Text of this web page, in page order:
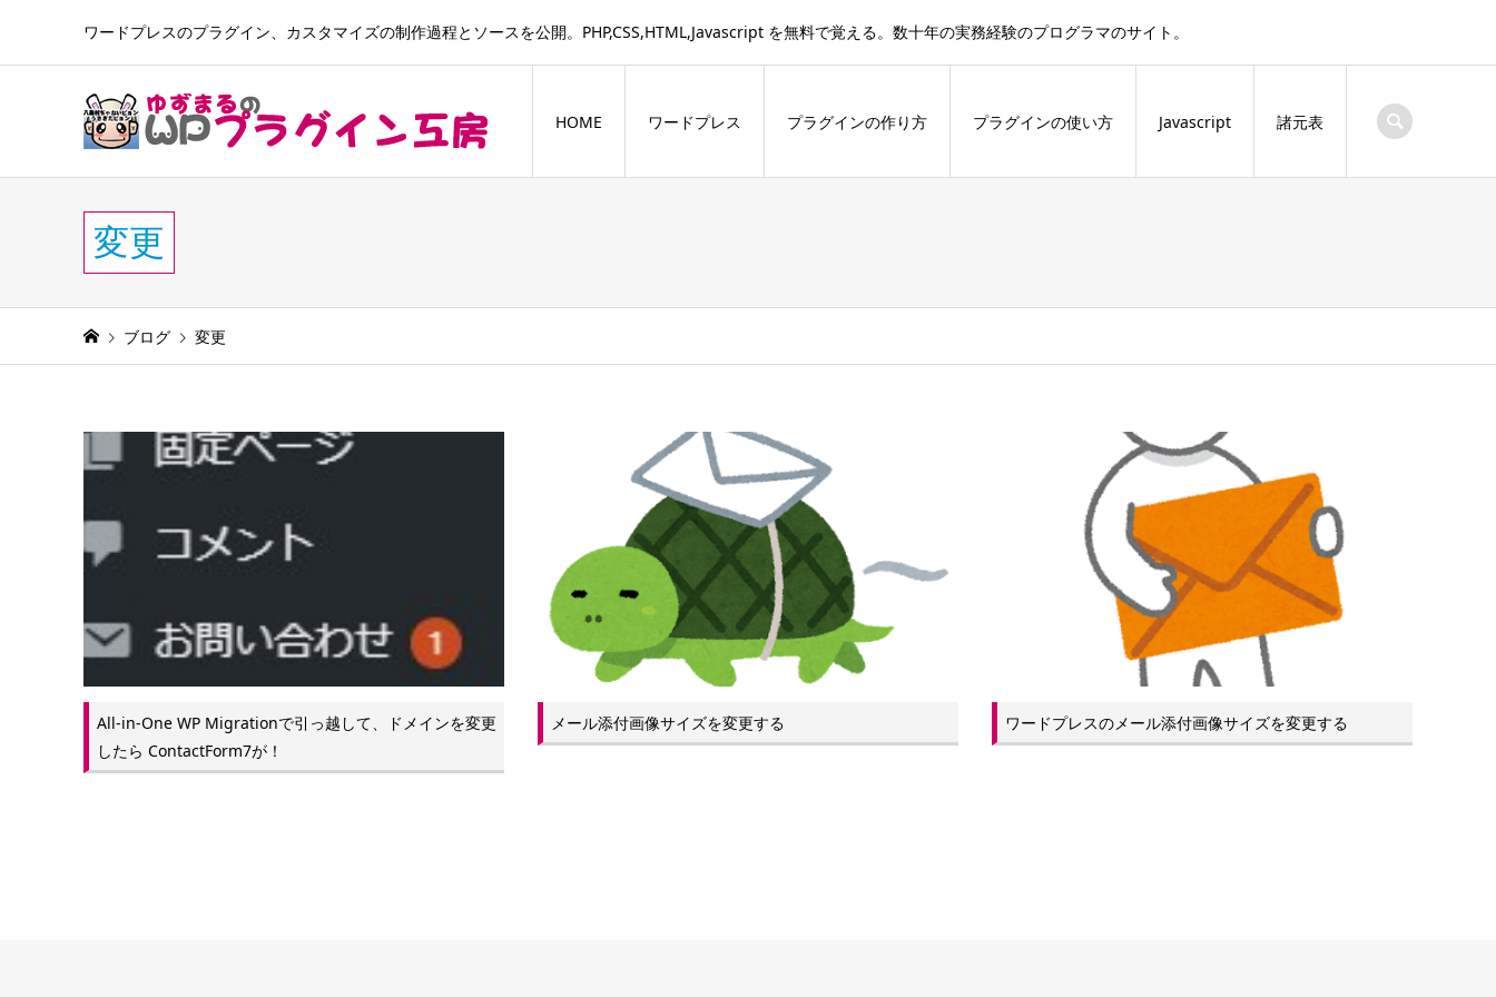
ワードプレスのプラグイン、カスタマイズの制作過程とソースを公開。PHP,CSS,HTML,Javascript を無料で覚える。数十年の実務経験のプログラマのサイト。
HOME ワードプレス プラグインの作り方 プラグインの使い方 Javascript 諸元表
変更
ブログ 変更
All-in-One WP Migrationで引っ越して、ドメインを変更
したら ContactForm7が！
メール添付画像サイズを変更する ワードプレスのメール添付画像サイズを変更する